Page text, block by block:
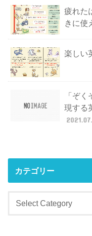
疲れた
きに使
楽しい
「ぞ
現する
カテゴリー